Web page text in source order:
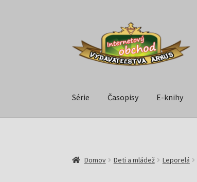
Série Časopisy E-knihy
Domov Deti a mládež Leporelá